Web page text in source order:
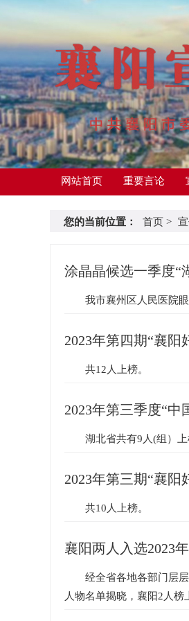
网站首页 重要言论
您的当前位置： 首页 >
涂晶晶候选一季度“
我市襄州区人民医院
2023年第四期“襄阳
共12人上榜。
2023年第三季度“中
湖北省共有9人(组）上
2023年第三期“襄阳
共10人上榜。
襄阳两人入选2023
经全省各地各部门层
人物名单揭晓，襄阳2人榜